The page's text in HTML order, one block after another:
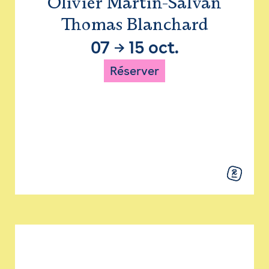
Thomas Blanchard
07 → 15 oct.
Réserver